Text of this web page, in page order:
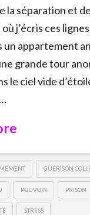
la séparation et
j’écris ces
un appartement
grande tour
le ciel vide
GUÉRISON
POUVOIR PRISON
STRESS